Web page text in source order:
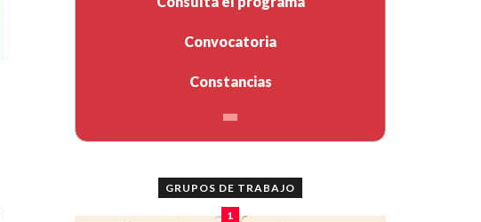
Convocatoria
Constancias
GRUPOS DE TRABAJO
1